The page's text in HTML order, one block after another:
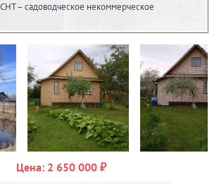
– садоводческое некоммерческое
Цена: 2 650 000 ₽